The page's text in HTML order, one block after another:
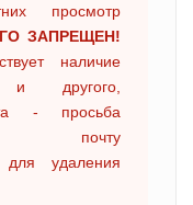
просмотр
ЗАПРЕЩЕН!
наличие
другого,
- просьба
почту
для удаления